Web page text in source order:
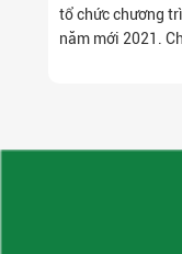
tổ chức chương
năm mới 2021.